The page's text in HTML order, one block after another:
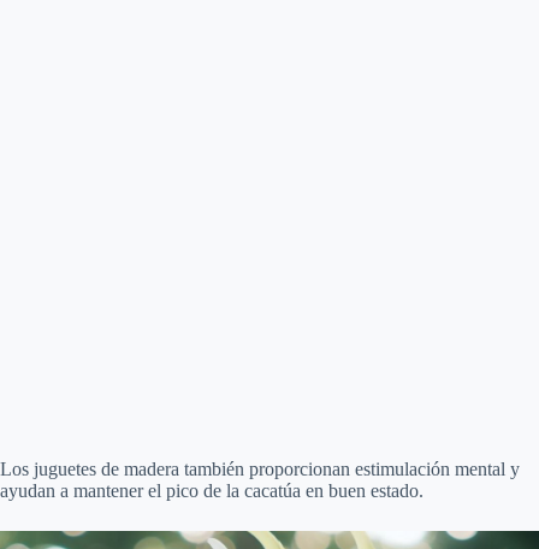
Los juguetes de madera también proporcionan estimulación mental y
ayudan a mantener el pico de la cacatúa en buen estado.